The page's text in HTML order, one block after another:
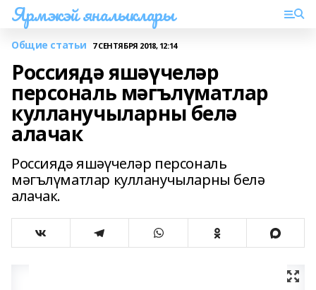
Ярмэкэй яналыклары
Общие статьи 7 СЕНТЯБРЯ 2018, 12:14
Россиядә яшәүчеләр
персональ мәгълүматлар
кулланучыларны белә
алачак
Россиядә яшәүчеләр персональ
мәгълүматлар кулланучыларны белә
алачак.